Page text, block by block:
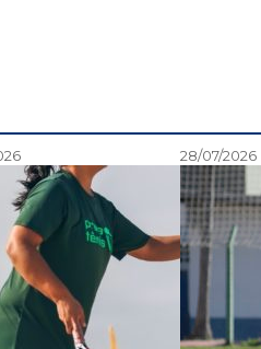
28/07/2026